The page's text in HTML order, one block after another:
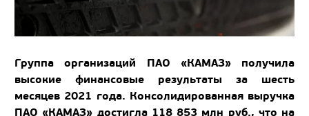
Группа организаций ПАО «КАМАЗ» получила
высокие финансовые результаты за шесть
месяцев 2021 года. Консолидированная выручка
ПАО «КАМАЗ» достигла 118 853 млн руб., что на